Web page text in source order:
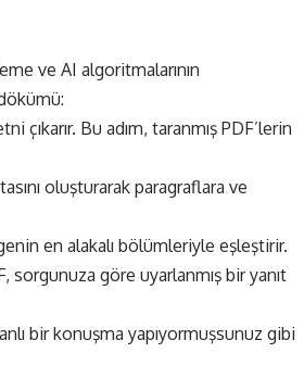
ve AI algoritmalarının
Bu adım, taranmış PDF’lerin
oluşturarak paragraflara ve
en alakalı bölümleriyle eşleştirir.
sorgunuza göre uyarlanmış bir yanıt
bir konuşma yapıyormuşsunuz gibi